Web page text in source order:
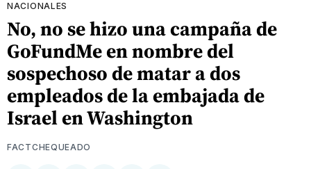
NACIONALES
No, no se hizo una campaña de
GoFundMe en nombre del
sospechoso de matar a dos
empleados de la embajada de
Israel en Washington
FACTCHEQUEADO